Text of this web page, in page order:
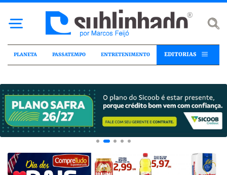
PLANETA PASSATEMPO ENTRETENIMENTO EDITORIAS